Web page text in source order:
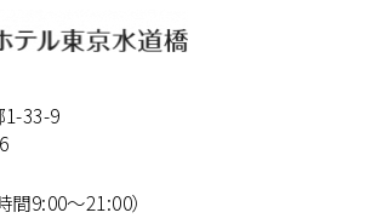
33-9
間9:00～21:00）